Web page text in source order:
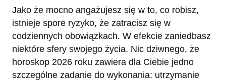
Jako że mocno angażujesz się w to, co robisz,
istnieje spore ryzyko, że zatracisz się w
codziennych obowiązkach. W efekcie zaniedbasz
niektóre sfery swojego życia. Nic dziwnego, że
horoskop 2026 roku zawiera dla Ciebie jedno
szczególne zadanie do wykonania: utrzymanie